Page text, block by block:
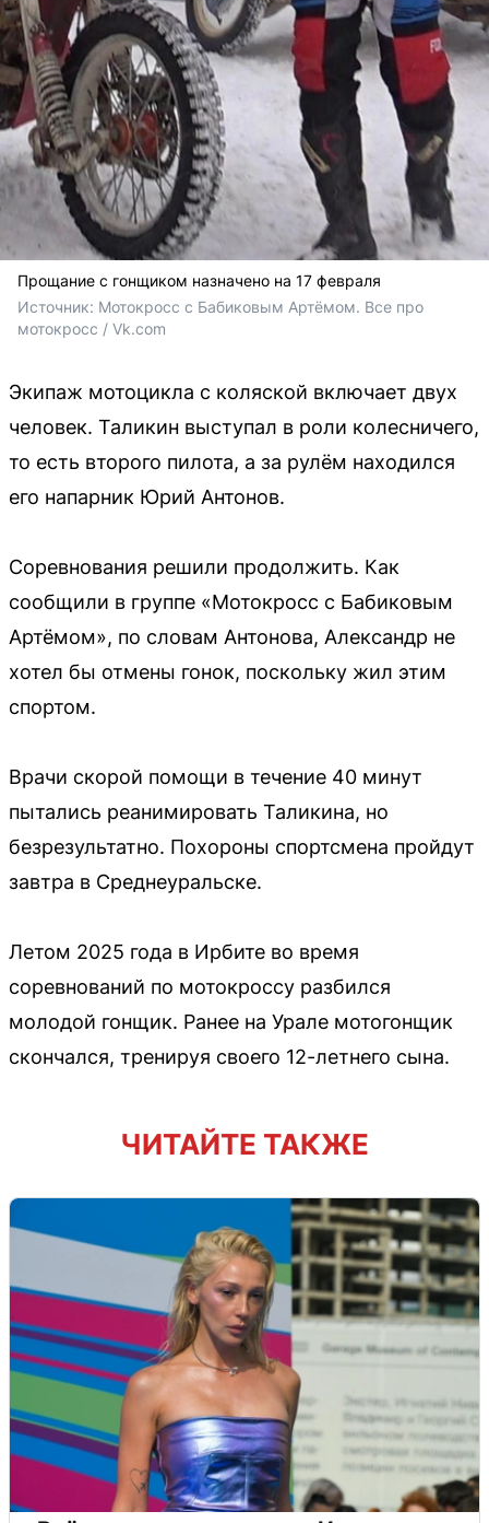
Прощание с гонщиком назначено на 17 февраля
Источник: Мотокросс c Бабиковым Артёмом. Все про
мотокросс / Vk.com
Экипаж мотоцикла с коляской включает двух
человек. Таликин выступал в роли колесничего,
то есть второго пилота, а за рулём находился
его напарник Юрий Антонов.
Соревнования решили продолжить. Как
сообщили в группе «Мотокросс c Бабиковым
Артёмом», по словам Антонова, Александр не
хотел бы отмены гонок, поскольку жил этим
спортом.
Врачи скорой помощи в течение 40 минут
пытались реанимировать Таликина, но
безрезультатно. Похороны спортсмена пройдут
завтра в Среднеуральске.
Летом 2025 года в Ирбите во время
соревнований по мотокроссу разбился
молодой гонщик. Ранее на Урале мотогонщик
скончался, тренируя своего 12-летнего сына.
ЧИТАЙТЕ ТАКЖЕ